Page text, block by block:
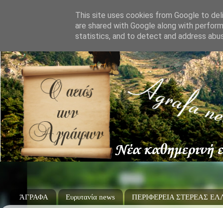
ΆΓΡΑΦΑ Ευρυτανία news ΠΕΡΙΦΕΡΕΙΑ ΣΤΕΡΕΑΣ
This site uses cookies from Google to
are shared with Google along with
statistics, and to detect and address